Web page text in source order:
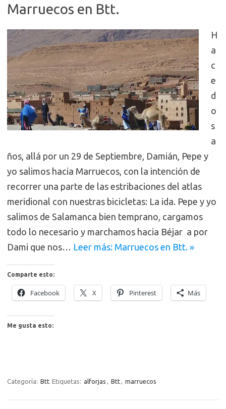
Marruecos en Btt.
H
a
c
e
d
o
s
a
ños, allá por un 29 de Septiembre, Damián, Pepe y
yo salimos hacia Marruecos, con la intención de
recorrer una parte de las estribaciones del atlas
meridional con nuestras bicicletas: La ida. Pepe y yo
salimos de Salamanca bien temprano, cargamos
todo lo necesario y marchamos hacia Béjar a por
Dami que nos… Leer más: Marruecos en Btt. »
Comparte esto:
Facebook X Pinterest Más
Me gusta esto:
Categoría: Btt Etiquetas: alforjas , Btt, marruecos